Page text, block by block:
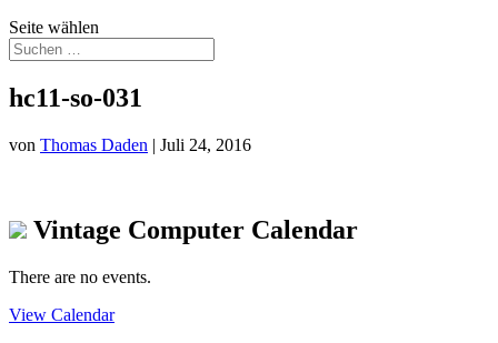
Seite wählen
hc11-so-031
von Thomas Daden | Juli 24, 2016
Vintage Computer Calendar
There are no events.
View Calendar